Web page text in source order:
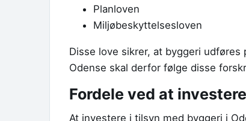
Planloven
Miljøbeskyttelsesloven
Disse love sikrer, at byggeri
Odense skal derfor følge disse
Fordele ved at
At investere i tilsyn med byggeri i